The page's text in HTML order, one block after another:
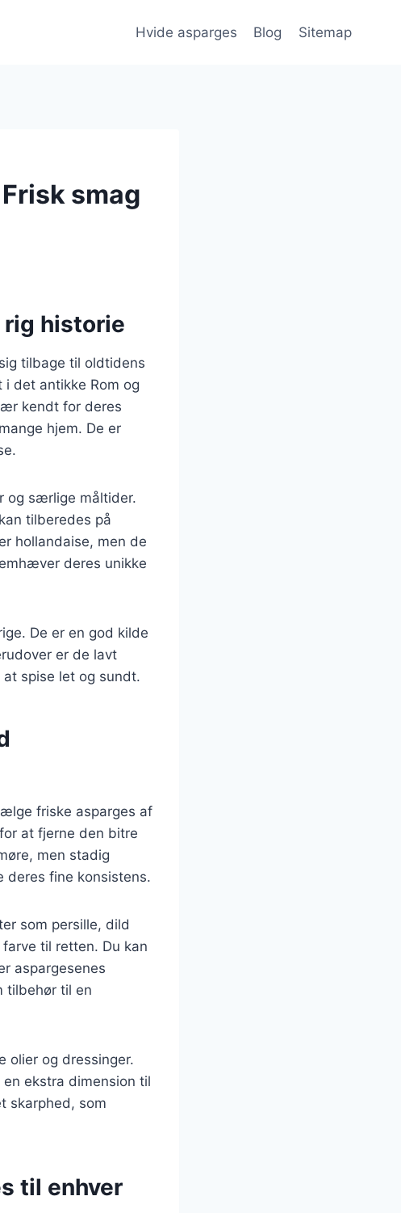
Hvide asparges Blog Sitemap
smag
rig historie
tilbage til oldtidens
det antikke Rom og
kendt for deres
hjem. De er
og særlige måltider.
tilberedes på
hollandaise, men de
deres unikke
De er en god kilde
er de lavt
spise let og sundt.
friske asparges af
at fjerne den bitre
men stadig
deres fine konsistens.
som persille, dild
til retten. Du kan
aspargesenes
tilbehør til en
olier og dressinger.
ekstra dimension til
skarphed, som
til enhver